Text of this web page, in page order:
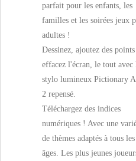
parfait pour les enfants, les
familles et les soirées jeux
adultes !
Dessinez, ajoutez des
effacez l'écran, le tout avec
stylo lumineux Pictionary
2 repensé.
Téléchargez des indices
numériques ! Avec une
de thèmes adaptés à tous les
âges. Les plus jeunes